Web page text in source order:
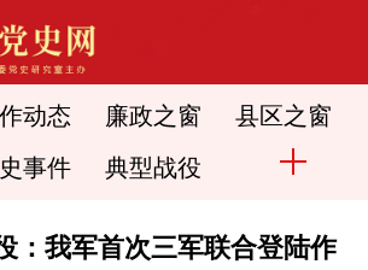
动态 廉政之窗 县区之窗
事件 典型战役
：我军首次三军联合登陆作